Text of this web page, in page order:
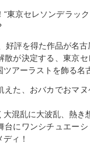
“東京セレソンデラッ
好評を得た作品が名古
散が決定する、東京
ツアーラストを飾る名
えた、おバカでおマ
混乱に大波乱、熱き
台にワンシチュエー
ィ！